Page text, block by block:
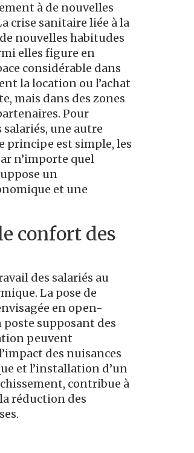
à de nouvelles
crise sanitaire liée à la
nouvelles habitudes
elles figure en
considérable dans
la location ou l’achat
mais dans des zones
Pour
une autre
principe est simple, les
n’importe quel
un
et une
confort des
des salariés au
La pose de
en open-
supposant des
peuvent
des nuisances
et l’installation d’un
contribue à
réduction des